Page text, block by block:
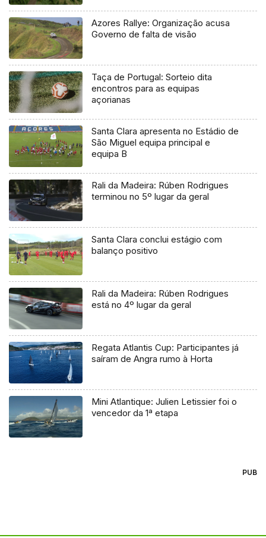
Azores Rallye: Organização acusa
Governo de falta de visão
Taça de Portugal: Sorteio dita
encontros para as equipas
açorianas
Santa Clara apresenta no Estádio de
São Miguel equipa principal e
equipa B
Rali da Madeira: Rúben Rodrigues
terminou no 5º lugar da geral
Santa Clara conclui estágio com
balanço positivo
Rali da Madeira: Rúben Rodrigues
está no 4º lugar da geral
Regata Atlantis Cup: Participantes já
saíram de Angra rumo à Horta
Mini Atlantique: Julien Letissier foi o
vencedor da 1ª etapa
PUB